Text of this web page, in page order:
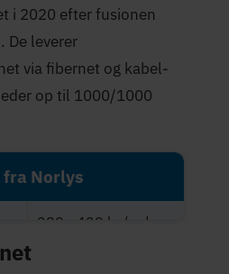
4,2 stjerner
i 2020 efter fusionen
De leverer
via fibernet og kabel-
op til 1000/1000
Norlys
289 - 429 kr./md.